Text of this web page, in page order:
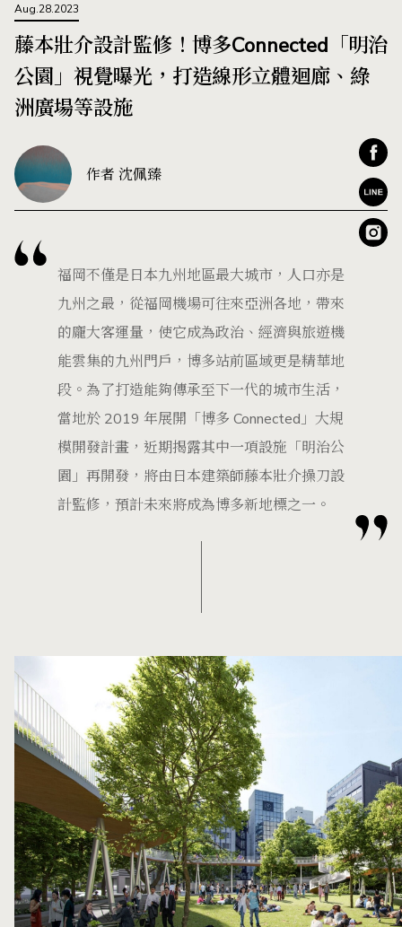
Aug.28.2023
藤本壯介設計監修！博多Connected「明治
公園」視覺曝光，打造線形立體迴廊、綠
洲廣場等設施
作者 沈佩臻
福岡不僅是日本九州地區最大城市，人口亦是
九州之最，從福岡機場可往來亞洲各地，帶來
的龐大客運量，使它成為政治、經濟與旅遊機
能雲集的九州門戶，博多站前區域更是精華地
段。為了打造能夠傳承至下一代的城市生活，
當地於 2019 年展開「博多 Connected」大規
模開發計畫，近期揭露其中一項設施「明治公
園」再開發，將由日本建築師藤本壯介操刀設
計監修，預計未來將成為博多新地標之一。